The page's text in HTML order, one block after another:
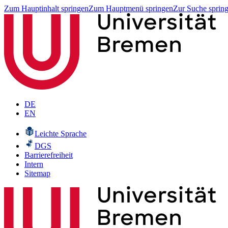
Zum Hauptinhalt springenZum Hauptmenü springenZur Suche
DE
EN
Leichte Sprache
DGS
Barrierefreiheit
Intern
Sitemap